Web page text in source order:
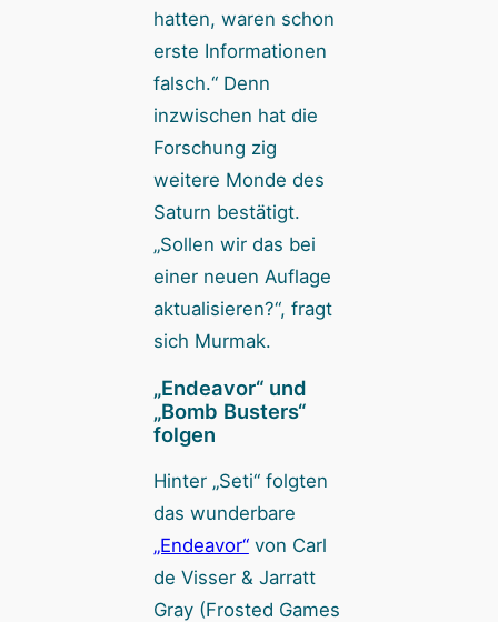
hatten, waren schon
erste Informationen
falsch.“ Denn
inzwischen hat die
Forschung zig
weitere Monde des
Saturn bestätigt.
„Sollen wir das bei
einer neuen Auflage
aktualisieren?“, fragt
sich Murmak.
„Endeavor“ und
„Bomb Busters“
folgen
Hinter „Seti“ folgten
das wunderbare
„Endeavor“von Carl
de Visser & Jarratt
Gray (Frosted Games